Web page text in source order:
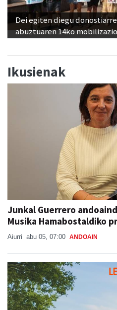
Dei egiten diegu
abuztuaren 14ko
Ikusienak
Junkal Guerrero
Musika Hamabostaldiko
Aiurri abu 05, 07:00 ANDOAIN